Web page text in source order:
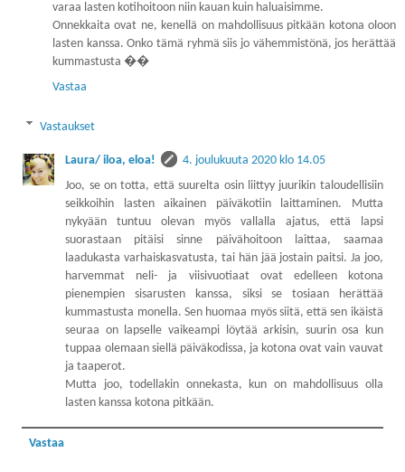
varaa lasten kotihoitoon niin kauan kuin haluaisimme.
Onnekkaita ovat ne, kenellä on mahdollisuus pitkään kotona oloon
lasten kanssa. Onko tämä ryhmä siis jo vähemmistönä, jos herättää
kummastusta ��
Vastaa
Vastaukset
Laura/ iloa, eloa!
4. joulukuuta 2020 klo 14.05
Joo, se on totta, että suurelta osin liittyy juurikin taloudellisiin
seikkoihin lasten aikainen päiväkotiin laittaminen. Mutta
nykyään tuntuu olevan myös vallalla ajatus, että lapsi
suorastaan pitäisi sinne päivähoitoon laittaa, saamaa
laadukasta varhaiskasvatusta, tai hän jää jostain paitsi. Ja joo,
harvemmat neli- ja viisivuotiaat ovat edelleen kotona
pienempien sisarusten kanssa, siksi se tosiaan herättää
kummastusta monella. Sen huomaa myös siitä, että sen ikäistä
seuraa on lapselle vaikeampi löytää arkisin, suurin osa kun
tuppaa olemaan siellä päiväkodissa, ja kotona ovat vain vauvat
ja taaperot.
Mutta joo, todellakin onnekasta, kun on mahdollisuus olla
lasten kanssa kotona pitkään.
Vastaa